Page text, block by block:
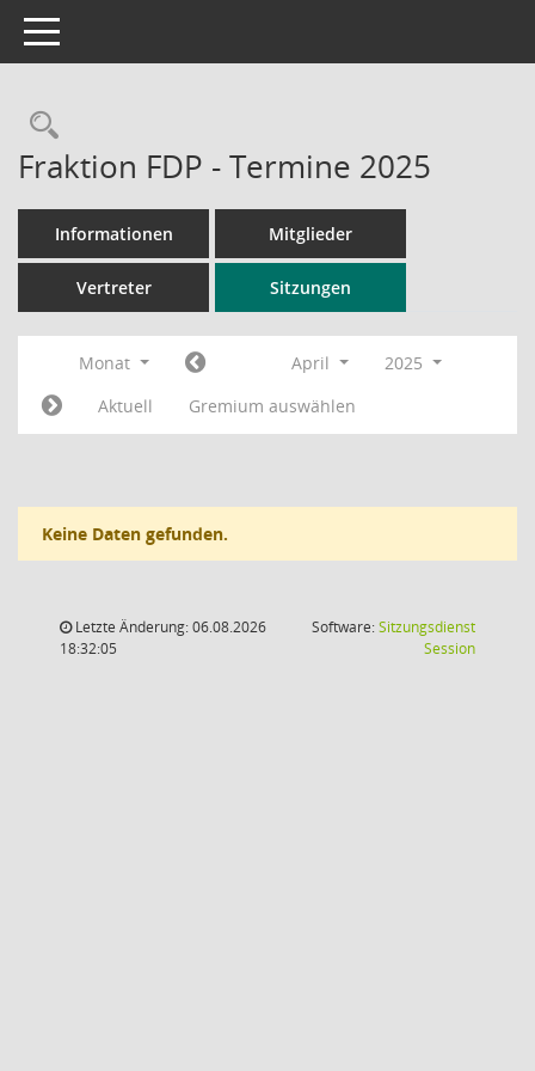
Toggle navigation
Rechercheauswahl
Fraktion FDP - Termine 2025
Informationen Mitglieder
Vertreter Sitzungen
Monat April
2025
Aktuell
Gremium auswählen
Keine Daten gefunden.
Letzte Änderung: 06.08.2026
18:32:05
Software:Sitzungsdienst
Session(Wird in